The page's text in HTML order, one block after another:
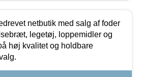
netbutik med salg af foder
legetøj, loppemidler og
høj kvalitet og holdbare